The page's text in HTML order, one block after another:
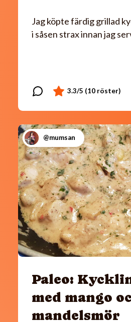
Jag köpte färdig grillad
i såsen strax innan jag
@mumsan
Paleo:
med mango
mandelsmör